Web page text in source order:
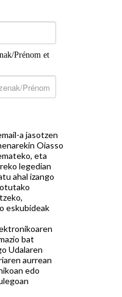
Prénom et
a jasotzen
Oiasso
eta
legedian
ahal izango
eskubideak
bat
Udalaren
aurrean
edo